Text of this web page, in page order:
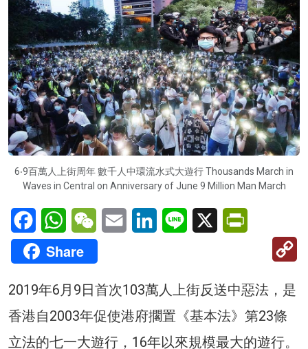
6‧9百萬人上街周年 數千人中環流水式大遊行 Thousands March in
Waves in Central on Anniversary of June 9 Million Man March
FacebookWhatsAppWeChatEmail LinkedInLine X
Share
2019年6月9日首次103萬人上街反送中惡法，是
香港自2003年促使港府擱置《基本法》第23條
立法的七一大遊行，16年以來規模最大的遊行。